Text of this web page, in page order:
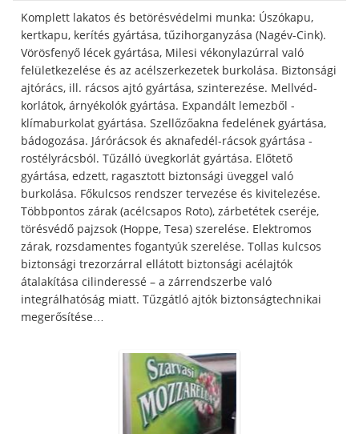
Komplett lakatos és betörésvédelmi munka: Úszókapu,
kertkapu, kerítés gyártása, tűzihorganyzása (Nagév-Cink).
Vörösfenyő lécek gyártása, Milesi vékonylazúrral való
felületkezelése és az acélszerkezetek burkolása. Biztonsági
ajtórács, ill. rácsos ajtó gyártása, szinterezése. Mellvéd-
korlátok, árnyékolók gyártása. Expandált lemezből -
klímaburkolat gyártása. Szellőzőakna fedelének gyártása,
bádogozása. Járórácsok és aknafedél-rácsok gyártása -
rostélyrácsból. Tűzálló üvegkorlát gyártása. Előtető
gyártása, edzett, ragasztott biztonsági üveggel való
burkolása. Főkulcsos rendszer tervezése és kivitelezése.
Többpontos zárak (acélcsapos Roto), zárbetétek cseréje,
törésvédő pajzsok (Hoppe, Tesa) szerelése. Elektromos
zárak, rozsdamentes fogantyúk szerelése. Tollas kulcsos
biztonsági trezorzárral ellátott biztonsági acélajtók
átalakítása cilinderessé – a zárrendszerbe való
integrálhatóság miatt. Tűzgátló ajtók biztonságtechnikai
megerősítése…